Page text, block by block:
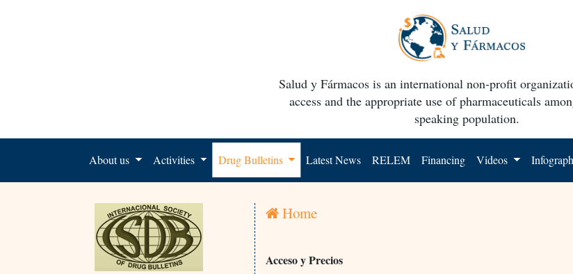
Salud y Fármacos is an international non-profit
access and the appropriate use of pharmaceuticals
speaking population.
About us Activities Drug Bulletins Latest News RELEM Financing Videos
Home
Acceso y Precios